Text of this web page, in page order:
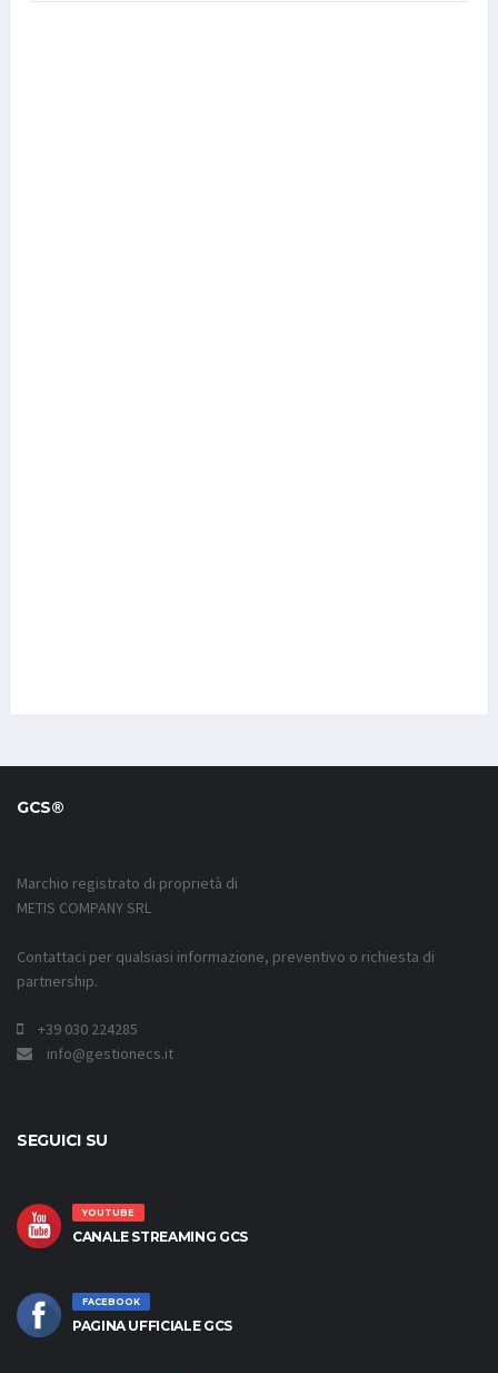
GCS®
Marchio registrato di proprietà di
METIS COMPANY SRL
Contattaci per qualsiasi informazione, preventivo o richiesta di
partnership.
+39 030 224285
info@gestionecs.it
SEGUICI SU
YOUTUBE
CANALE STREAMING GCS
FACEBOOK
PAGINA UFFICIALE GCS